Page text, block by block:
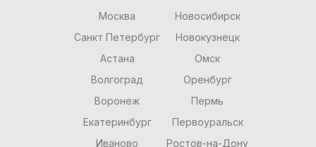
Москва
Санкт Петербург
Астана
Волгоград
Воронеж
Екатеринбург
Иваново
Новосибирск
Новокузнецк
Омск
Оренбург
Пермь
Первоуральск
Ростов-на-Дону